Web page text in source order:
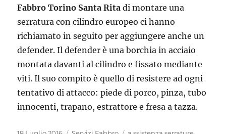
Fabbro Torino Santa Rita di montare una
serratura con cilindro europeo ci hanno
richiamato in seguito per aggiungere anche un
defender. Il defender è una borchia in acciaio
montata davanti al cilindro e fissato mediante
viti. Il suo compito è quello di resistere ad ogni
tentativo di attacco: piede di porco, pinza, tubo
innocenti, trapano, estrattore e fresa a tazza.